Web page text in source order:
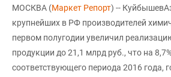
МОСКВА (Маркет Репорт) --
крупнейших в РФ производителей
первом полугодии увеличил
продукции до 21,1 млрд руб., что на
соответствующего периода 2016 года,